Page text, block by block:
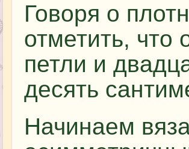
Говоря о
отметить, что
петли и
десять
Начинаем